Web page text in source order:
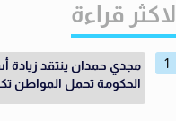
الاكثر قراءة
مجدي حمدان ينتقد زيادة
الحكومة تحمل المواطن